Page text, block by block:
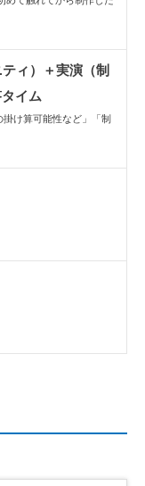
ィ）＋実演（制
イム
掛け算可能性など」「制